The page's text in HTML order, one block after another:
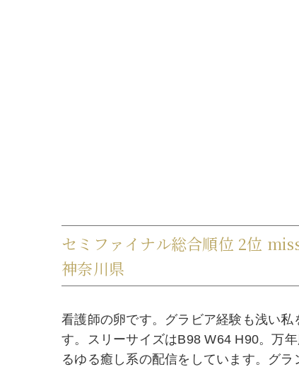
セミファイナル総合順位 2位
神奈川県
看護師の卵です。グラビア経験も浅い
す。スリーサイズはB98 W64 H90。万
るゆる癒し系の配信をしています。グラ